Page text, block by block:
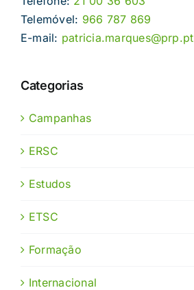
Telemóvel: 966 787 869
E-mail: patricia.marques@prp.pt
Categorias
Campanhas
ERSC
Estudos
ETSC
Formação
Internacional